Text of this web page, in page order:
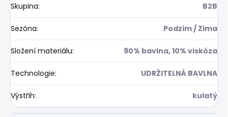
Skupina: B2B
Sezóna: Podzim / Zima
Složení materiálu: 90% bavlna, 10% viskóza
Technologie: UDRŽITELNÁ BAVLNA
Výstřih: kulatý